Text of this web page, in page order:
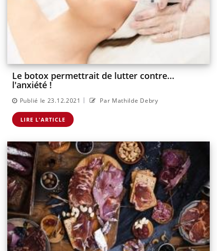
Le botox permettrait de lutter contre...
l'anxiété !
Publié le 23.12.2021 | Par Mathilde Debry
LIRE L'ARTICLE